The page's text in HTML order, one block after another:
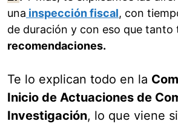
una inspección fiscal, con
de duración y con eso que tanto
recomendaciones.
Te lo explican todo en la
Inicio de Actuaciones de
Investigación, lo que viene